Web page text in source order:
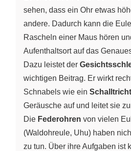
sehen, dass ein Ohr etwas
andere. Dadurch kann die
Rascheln einer Maus hören
Aufenthaltsort auf das
Dazu leistet der
wichtigen Beitrag. Er wirkt
Schnabels wie ein
Geräusche auf und leitet sie
Die Federohren von vielen
(Waldohreule, Uhu) haben
zu tun. Über ihre Aufgaben ist